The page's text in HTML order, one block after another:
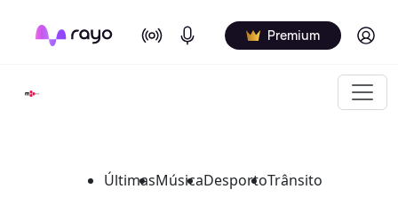
On Air Podcasts Premium Log in
ÚltimasMúsicaDesportoTrânsito